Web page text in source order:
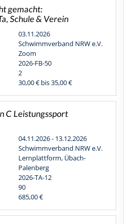
gemacht:
Schule & Verein
03.11.2026
Schwimmverband NRW e.V.
Zoom
2026-FB-50
2
30,00 € bis 35,00 €
C Leistungssport
04.11.2026 - 13.12.2026
Schwimmverband NRW e.V.
Lernplattform, Übach-
Palenberg
2026-TA-12
90
685,00 €